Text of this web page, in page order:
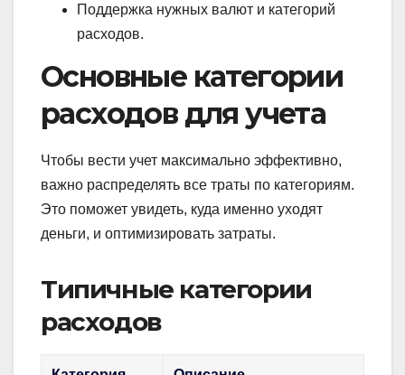
Поддержка нужных валют и категорий
расходов.
Основные категории
расходов для учета
Чтобы вести учет максимально эффективно,
важно распределять все траты по категориям.
Это поможет увидеть, куда именно уходят
деньги, и оптимизировать затраты.
Типичные категории
расходов